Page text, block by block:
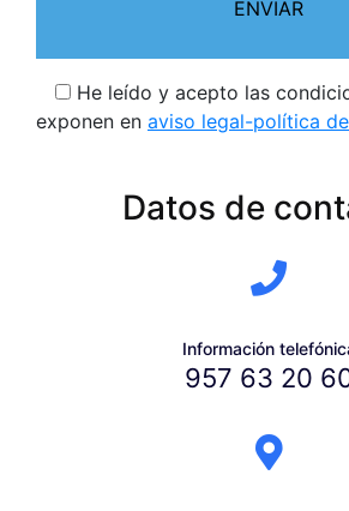
He leído y acepto las
exponen en aviso legal-política
Datos de
Información
957 63 20